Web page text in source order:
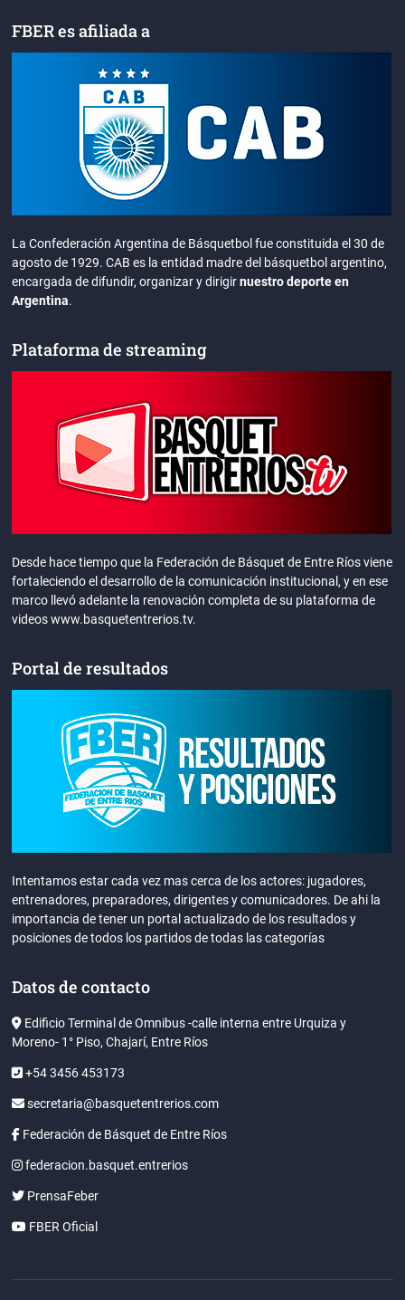
FBER es afiliada a
La Confederación Argentina de Básquetbol fue constituida el 30 de
agosto de 1929. CAB es la entidad madre del básquetbol argentino,
encargada de difundir, organizar y dirigirnuestro deporte en
Argentina.
Plataforma de streaming
Desde hace tiempo que la Federación de Básquet de Entre Ríos viene
fortaleciendo el desarrollo de la comunicación institucional, y en ese
marco llevó adelante la renovación completa de su plataforma de
videos www.basquetentrerios.tv.
Portal de resultados
Intentamos estar cada vez mas cerca de los actores: jugadores,
entrenadores, preparadores, dirigentes y comunicadores. De ahi la
importancia de tener un portal actualizado de los resultados y
posiciones de todos los partidos de todas las categorías
Datos de contacto
Edificio Terminal de Omnibus -calle interna entre Urquiza y
Moreno- 1° Piso, Chajarí, Entre Ríos
+54 3456 453173
secretaria@basquetentrerios.com
Federación de Básquet de Entre Ríos
federacion.basquet.entrerios
PrensaFeber
FBER Oficial